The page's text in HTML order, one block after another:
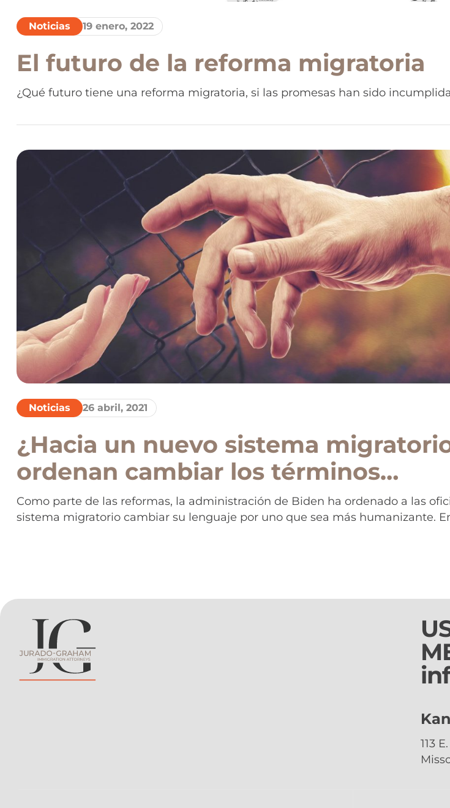
Noticias 19 enero, 2022
El futuro de la reforma migratoria
¿Qué futuro tiene una reforma migratoria, si las promesas han sido
Noticias 26 abril, 2021
¿Hacia un nuevo sistema
ordenan cambiar los términos
“extranjero ilegal” y “asimilación”
“no-ciudadano” e “integración”
Como parte de las reformas, la administración de Biden ha ordenado a las
sistema migratorio cambiar su lenguaje por uno que sea más humanizante.
113